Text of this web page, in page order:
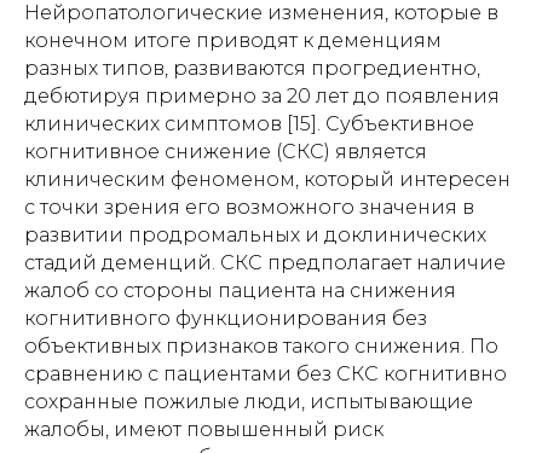
Нейропатологические изменения, которые в
конечном итоге приводят к деменциям
разных типов, развиваются прогредиентно,
дебютируя примерно за 20 лет до появления
клинических симптомов [15]. Субъективное
когнитивное снижение (СКС) является
клиническим феноменом, который интересен
с точки зрения его возможного значения в
развитии продромальных и доклинических
стадий деменций. СКС предполагает наличие
жалоб со стороны пациента на снижения
когнитивного функционирования без
объективных признаков такого снижения. По
сравнению с пациентами без СКС когнитивно
сохранные пожилые люди, испытывающие
жалобы, имеют повышенный риск